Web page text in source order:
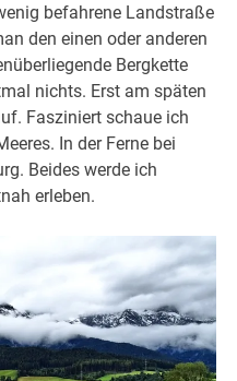
befahrene Landstraße
den einen oder anderen
Bergkette
nichts. Erst am späten
Fasziniert schaue ich
In der Ferne bei
Beides werde ich
erleben.